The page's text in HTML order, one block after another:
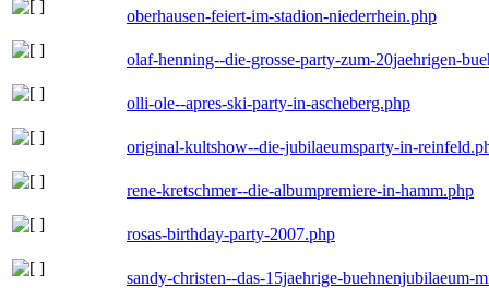
oberhausen-feiert-im-stadion-niederrhein.php
olaf-henning--die-grosse-party-zum-20jaehrigen-
olli-ole--apres-ski-party-in-ascheberg.php
original-kultshow--die-jubilaeumsparty-in-
rene-kretschmer--die-albumpremiere-in-hamm.php
rosas-birthday-party-2007.php
sandy-christen--das-15jaehrige-buehnenjubilaeum-